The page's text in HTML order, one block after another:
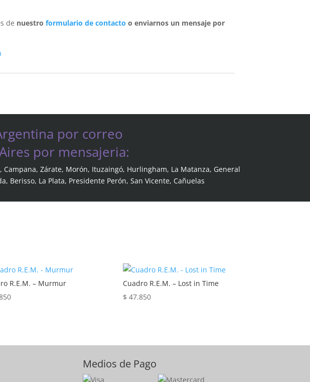
de nuestroformulario de contacto o enviarnos un mensaje por
por correo
por mensajeria:
Campana, Zárate, Morón, Ituzaingó, Hurlingham, La Matanza, General
Berisso, La Plata, Presidente Perón, San Vicente, Cañuelas
R.E.M. – Murmur
Cuadro R.E.M. – Lost in Time
$ 47.850
Medios de Pago